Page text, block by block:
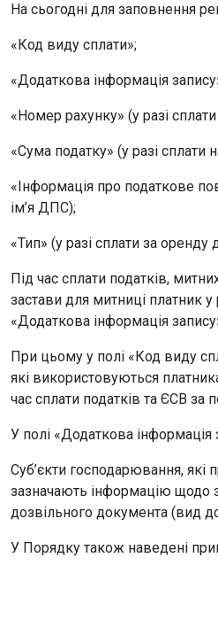
На сьогодні для заповнення
«Код виду сплати»;
«Додаткова інформація
«Номер рахунку» (у разі
«Сума податку» (у разі сплати
«Інформація про податкове
ім’я ДПС);
«Тип» (у разі сплати за
Під час сплати податків,
застави для митниці платник
«Додаткова інформація
При цьому у полі «Код виду
які використовуються
час сплати податків та ЄСВ за
У полі «Додаткова
Суб’єкти господарювання, які
зазначають інформацію щодо
дозвільного документа (вид
У Порядку також наведені